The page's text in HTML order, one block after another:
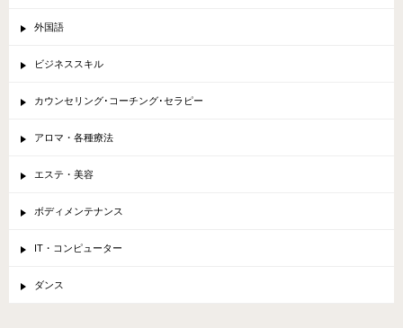
外国語
ビジネススキル
カウンセリング･コーチング･セラピー
アロマ・各種療法
エステ・美容
ボディメンテナンス
IT・コンピューター
ダンス